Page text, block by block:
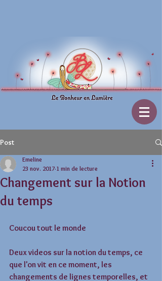
Post
Changement sur la Notion
du temps
Emeline
23 nov. 2017 1 min de lecture
Coucou tout le monde
Deux videos sur la notion du temps, ce
que l'on vit en ce moment, les
changements de lignes temporelles, et